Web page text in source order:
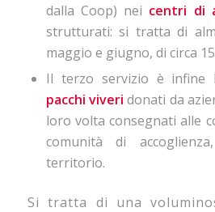
dalla Coop) nei centri di
strutturati: si tratta di
maggio e giugno, di circa
Il terzo servizio è infine
pacchi viveri donati da
loro volta consegnati alle
comunità di
territorio.
Si tratta di una